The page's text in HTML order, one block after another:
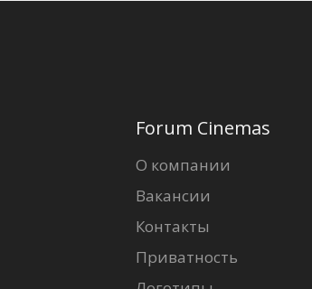
Forum Cinemas
О компании
Вакансии
Контакты
Приватность